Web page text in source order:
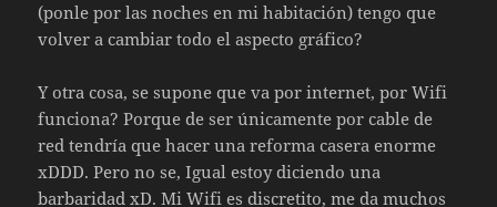
(ponle por las noches en mi habitación) tengo que
volver a cambiar todo el aspecto gráfico?
Y otra cosa, se supone que va por internet, por Wifi
funciona? Porque de ser únicamente por cable de
red tendría que hacer una reforma casera enorme
xDDD. Pero no se, Igual estoy diciendo una
barbaridad xD. Mi Wifi es discretito, me da muchos